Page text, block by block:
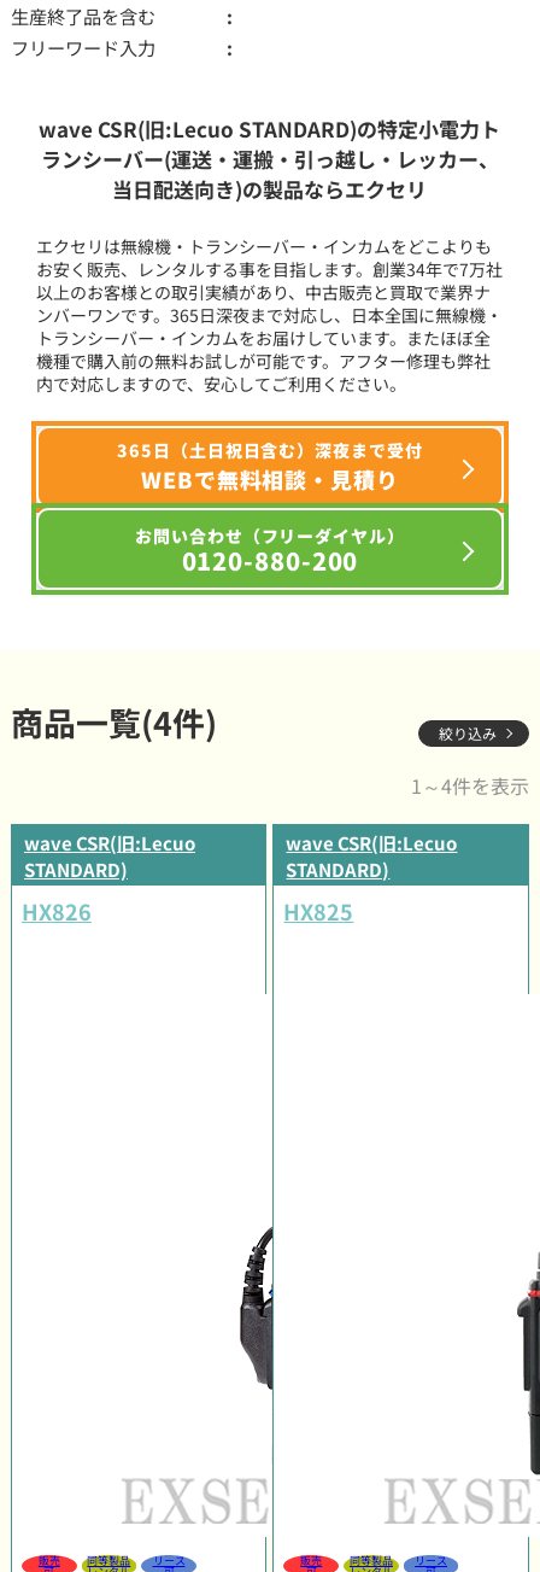
生産終了品を含む
フリーワード入力
wave CSR(旧:Lecuo STANDARD)の特定小電力ト
ランシーバー(運送・運搬・引っ越し・レッカー、
当日配送向き)の製品ならエクセリ
エクセリは無線機・トランシーバー・インカムをどこよりも
お安く販売、レンタルする事を目指します。創業34年で7万社
以上のお客様との取引実績があり、中古販売と買取で業界ナ
ンバーワンです。365日深夜まで対応し、日本全国に無線機・
トランシーバー・インカムをお届けしています。またほぼ全
機種で購入前の無料お試しが可能です。アフター修理も弊社
内で対応しますので、安心してご利用ください。
365日（土日祝日含む）深夜まで受付
WEBで無料相談・見積り
お問い合わせ（フリーダイヤル）
0120-880-200
商品一覧(4件) 絞り込み
1～4件を表示
wave CSR(旧:Lecuo
STANDARD)
HX826
販売 同等製品 リース
wave CSR(旧:Lecuo
STANDARD)
HX825
販売 同等製品 リース